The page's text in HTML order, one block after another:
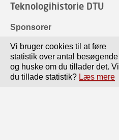
Teknologihistorie DTU
Sponsorer
Vi bruger cookies til at føre
statistik over antal besøgende
og huske om du tillader det. Vil
du tillade statistik? Læs mere